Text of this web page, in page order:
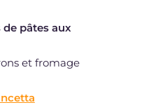
de pâtes aux
et fromage